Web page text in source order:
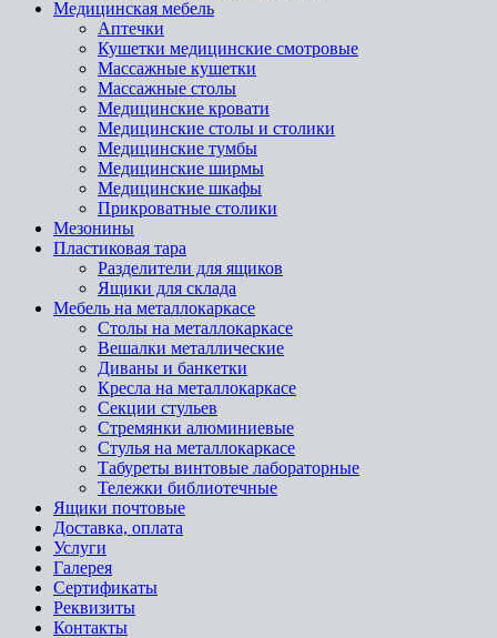
Медицинская мебель
Аптечки
Кушетки медицинские смотровые
Массажные кушетки
Массажные столы
Медицинские кровати
Медицинские столы и столики
Медицинские тумбы
Медицинские ширмы
Медицинские шкафы
Прикроватные столики
Мезонины
Пластиковая тара
Разделители для ящиков
Ящики для склада
Мебель на металлокаркасе
Cтолы на металлокаркасе
Вешалки металлические
Диваны и банкетки
Кресла на металлокаркасе
Секции стульев
Стремянки алюминиевые
Стулья на металлокаркасе
Табуреты винтовые лабораторные
Тележки библиотечные
Ящики почтовые
Доставка, оплата
Услуги
Галерея
Сертификаты
Реквизиты
Контакты